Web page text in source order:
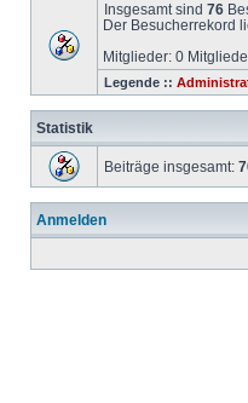
Insgesamt sind 76
Der Besucherrekord
Mitglieder: 0
Legende ::
Statistik
Beiträge insgesamt:
Anmelden